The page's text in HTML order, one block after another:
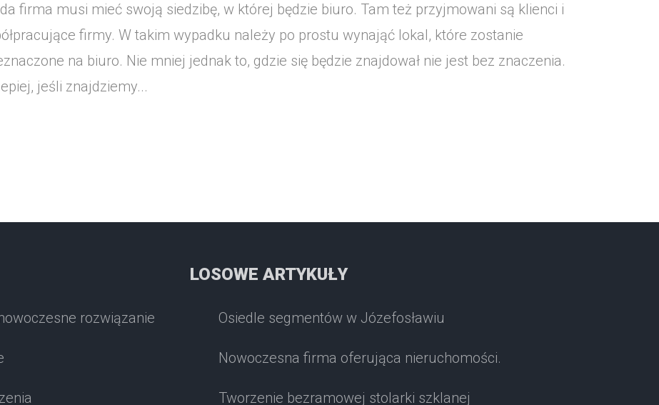
firma musi mieć swoją siedzibę, w której będzie biuro. Tam też przyjmowani są klienci i
firmy. W takim wypadku należy po prostu wynająć lokal, które zostanie
na biuro. Nie mniej jednak to, gdzie się będzie znajdował nie jest bez znaczenia.
jeśli znajdziemy...
rozwiązanie
LOSOWE ARTYKUŁY
Osiedle segmentów w Józefosławiu
Nowoczesna firma oferująca nieruchomości.
Tworzenie bezramowej stolarki szklanej